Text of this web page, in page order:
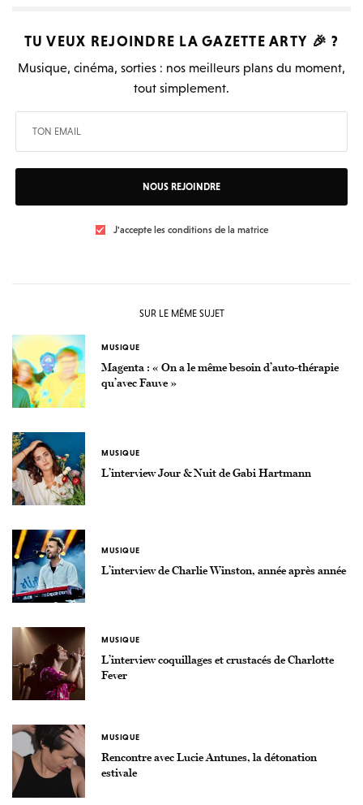
TU VEUX REJOINDRE LAGAZETTE ARTY 🎉 ?
Musique, cinéma, sorties : nos meilleurs plans du moment,
tout simplement.
NOUS REJOINDRE
J'accepte les conditions de la matrice
SUR LE MÊME SUJET
MUSIQUE
Magenta : « On a le même besoin d’auto-thérapie
qu’avec Fauve »
MUSIQUE
L’interview Jour & Nuit de Gabi Hartmann
MUSIQUE
L’interview de Charlie Winston, année après année
MUSIQUE
L’interview coquillages et crustacés de Charlotte
Fever
MUSIQUE
Rencontre avec Lucie Antunes, la détonation
estivale